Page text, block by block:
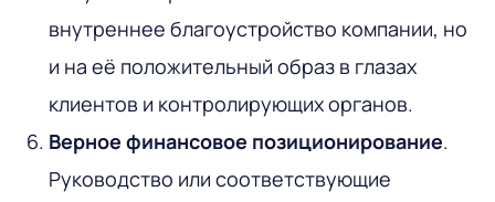
внутреннее благоустройство компании, но
и на её положительный образ в глазах
клиентов и контролирующих органов.
Верное финансовое позиционирование.
Руководство или соответствующие